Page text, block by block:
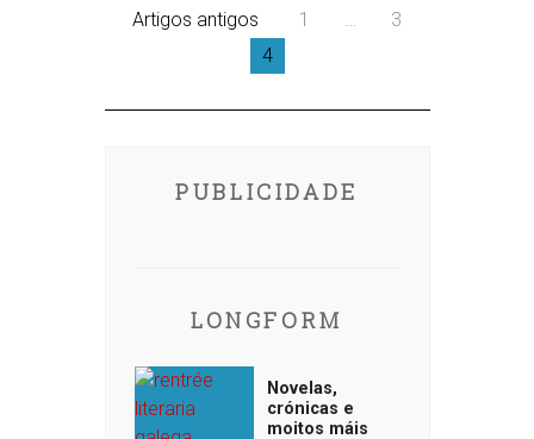
Artigos antigos 1 …
3
4
PUBLICIDADE
LONGFORM
Novelas,
crónicas e
moitos máis